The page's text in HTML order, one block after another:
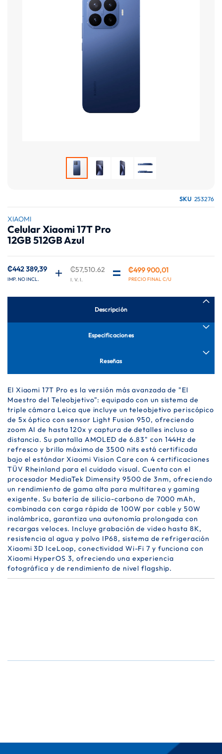
SKU 253276
XIAOMI
Celular Xiaomi 17T Pro
12GB 512GB Azul
Precio
especial
₡499 900,01
₡57,510.62
₡442 389,39
comienzo
de
la
imágenes
Descripción
El Xiaomi 17T Pro es la versión más avanzada de "El
Maestro del Teleobjetivo": equipado con un sistema de
triple cámara Leica que incluye un teleobjetivo periscópico
de 5x óptico con sensor Light Fusion 950, ofreciendo
zoom AI de hasta 120x y captura de detalles incluso a
distancia. Su pantalla AMOLED de 6.83" con 144Hz de
refresco y brillo máximo de 3500 nits está certificada
bajo el estándar Xiaomi Vision Care con 4 certificaciones
TÜV Rheinland para el cuidado visual. Cuenta con el
procesador MediaTek Dimensity 9500 de 3nm, ofreciendo
un rendimiento de gama alta para multitarea y gaming
exigente. Su batería de silicio-carbono de 7000 mAh,
combinada con carga rápida de 100W por cable y 50W
inalámbrica, garantiza una autonomía prolongada con
recargas veloces. Incluye grabación de video hasta 8K,
resistencia al agua y polvo IP68, sistema de refrigeración
Xiaomi 3D IceLoop, conectividad Wi-Fi 7 y funciona con
Xiaomi HyperOS 3, ofreciendo una experiencia
fotográfica y de rendimiento de nivel flagship.
Especificaciones
Reseñas